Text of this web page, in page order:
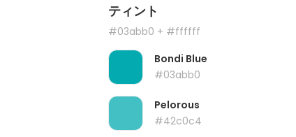
ティント
#03abb0 + #ffffff
Bondi Blue
#03abb0
Pelorous
#42c0c4